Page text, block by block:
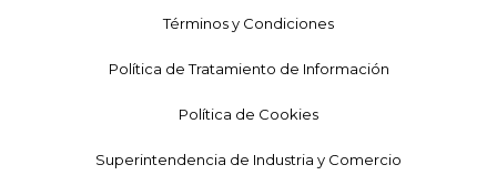
Términos y Condiciones
Política de Tratamiento de Información
Política de Cookies
Superintendencia de Industria y Comercio